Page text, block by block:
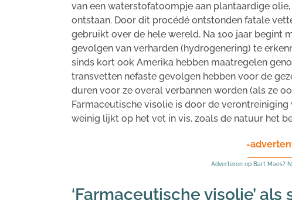
van een waterstofatoompje aan plantaardige olie,
ontstaan. Door dit procédé ontstonden fatale
gebruikt over de hele wereld. Na 100 jaar begint
gevolgen van verharden (hydrogenering) te
sinds kort ook Amerika hebben maatregelen
transvetten nefaste gevolgen hebben voor de
duren voor ze overal verbannen worden (als ze
Farmaceutische visolie is door de
weinig lijkt op het vet in vis, zoals de natuur het
-
Adverteren op Bart Maes?
‘Farmaceutische visolie’